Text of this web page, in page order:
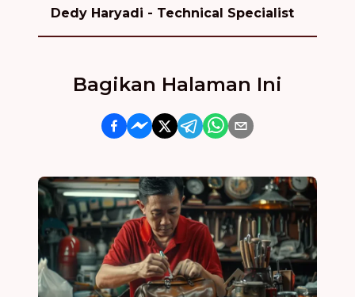
Dedy Haryadi - Technical Specialist
Bagikan Halaman Ini